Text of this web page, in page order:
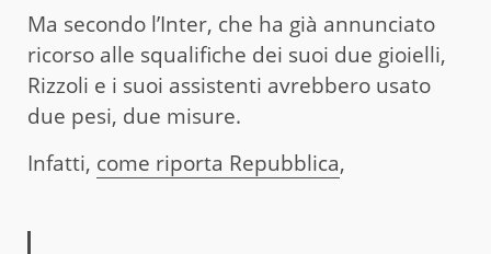
Ma secondo l’Inter, che ha già annunciato
ricorso alle squalifiche dei suoi due gioielli,
Rizzoli e i suoi assistenti avrebbero usato
due pesi, due misure.
Infatti, come riporta Repubblica,